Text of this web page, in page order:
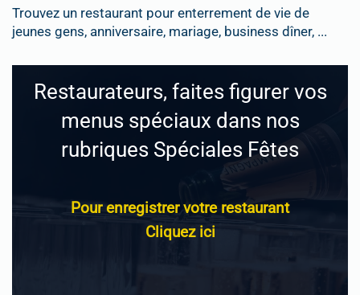
Trouvez un restaurant pour enterrement de vie de
jeunes gens, anniversaire, mariage, business dîner, ...
Restaurateurs, faites figurer vos
menus spéciaux dans nos
rubriques Spéciales Fêtes
Pour enregistrer votre restaurant
Cliquez ici